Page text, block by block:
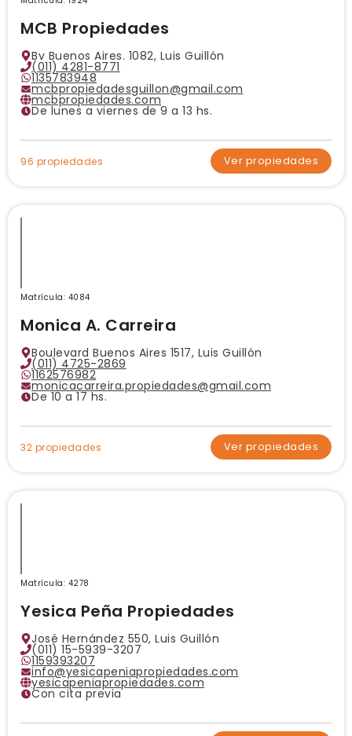
MCB Propiedades
Bv Buenos Aires. 1082, Luis Guillón
(011) 4281-8771
1135783948
mcbpropiedadesguillon@gmail.com
mcbpropiedades.com
De lunes a viernes de 9 a 13 hs.
96 propiedades Ver propiedades
Monica A. Carreira
Boulevard Buenos Aires 1517, Luis Guillón
(011) 4725-2869
1162576982
monicacarreira.propiedades@gmail.com
De 10 a 17 hs.
Matrícula: 4084
32 propiedades Ver propiedades
Yesica Peña Propiedades
José Hernández 550, Luis Guillón
(011) 15-5939-3207
1159393207
info@yesicapeniapropiedades.com
yesicapeniapropiedades.com
Con cita previa
Matrícula: 4278